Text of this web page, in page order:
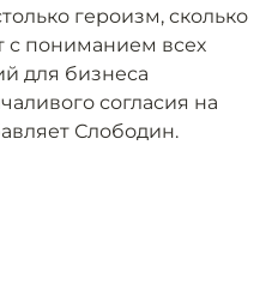
героизм, сколько
с пониманием всех
для бизнеса
согласия на
Слободин.